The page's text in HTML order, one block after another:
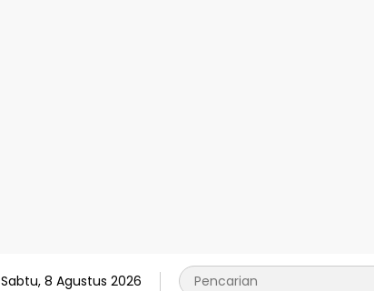
Sabtu, 8 Agustus 2026